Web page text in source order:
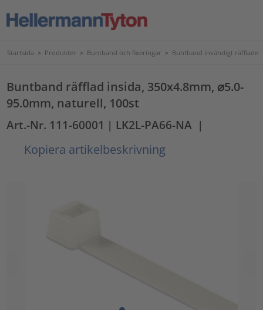
Startsida > Produkter > Buntband och fixeringar > Buntband invändigt räfflade
Buntband räfflad insida, 350x4.8mm, ⌀5.0-
95.0mm, naturell, 100st
Art.-Nr. 111-60001 | LK2L-PA66-NA |
Kopiera artikelbeskrivning